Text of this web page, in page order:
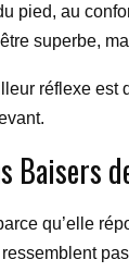
pied, au
superbe,
réflexe est
Baisers
qu’elle